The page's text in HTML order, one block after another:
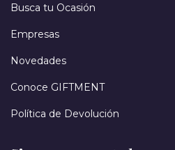
Busca tu Ocasión
Empresas
Novedades
Conoce GIFTMENT
Política de Devolución